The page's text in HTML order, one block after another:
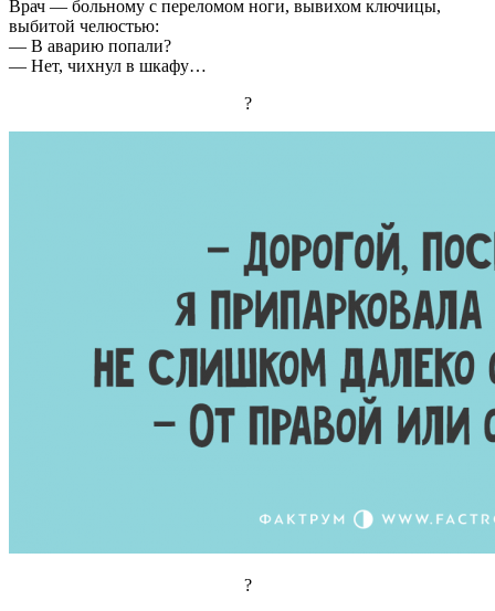
Врач — больному с переломом ноги, вывихом ключицы,
выбитой челюстью:
— В аварию попали?
— Нет, чихнул в шкафу…
?
?